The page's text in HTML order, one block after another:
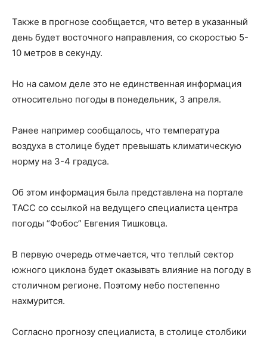
Также в прогнозе сообщается, что ветер в указанный
день будет восточного направления, со скоростью 5-
10 метров в секунду.
Но на самом деле это не единственная информация
относительно погоды в понедельник, 3 апреля.
Ранее например сообщалось, что температура
воздуха в столице будет превышать климатическую
норму на 3-4 градуса.
Об этом информация была представлена на портале
ТАСС со ссылкой на ведущего специалиста центра
погоды “Фобос” Евгения Тишковца.
В первую очередь отмечается, что теплый сектор
южного циклона будет оказывать влияние на погоду в
столичном регионе. Поэтому небо постепенно
нахмурится.
Согласно прогнозу специалиста, в столице столбики